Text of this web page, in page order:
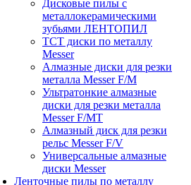
Дисковые пилы с
металлокерамическими
зубьями ЛЕНТОПИЛ
ТСТ диски по металлу
Messer
Алмазные диски для резки
металла Messer F/M
Ультратонкие алмазные
диски для резки металла
Messer F/MT
Алмазный диск для резки
рельс Messer F/V
Универсальные алмазные
диски Messer
Ленточные пилы по металлу